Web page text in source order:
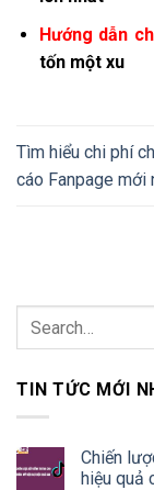
Hướng dẫn
tốn một xu
Tìm hiểu chi phí
cáo Fanpage mới
TIN TỨC MỚI
Chiến
hiệu quả